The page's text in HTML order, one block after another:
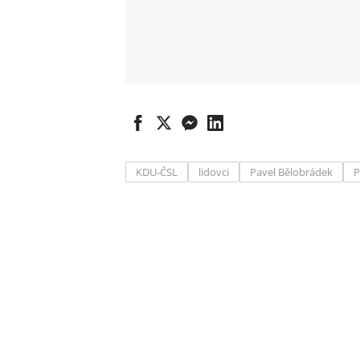
KDU-ČSL lidovci Pavel Bělobrádek